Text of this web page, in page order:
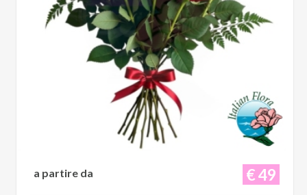
€ 49
a partire da